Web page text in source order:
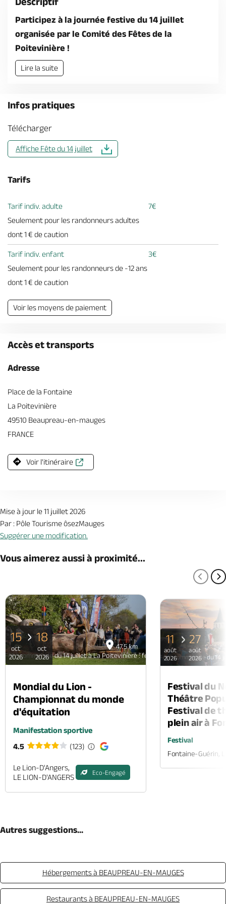
Billetterie en ligne
Brochures & Cartes
Participez à la journée festive du 14 juillet
organisée par le Comité des Fêtes de la
Poitevinière !
Lire la suite
Infos pratiques
Télécharger
Affiche Fête du 14 juillet
Tarifs
Tarif indiv. adulte
7€
Seulement pour les randonneurs adultes
dont 1 € de caution
Tarif indiv. enfant
3€
Seulement pour les randonneurs de -12 ans
dont 1 € de caution
Voir les moyens de paiement
Accès et transports
Adresse
Place de la Fontaine
La Poitevinière
49510 Beaupreau-en-mauges
FRANCE
Voir l'itinéraire
Mise à jour le 11 juillet 2026
Par : Pôle Tourisme ôsezMauges
Suggérer une modification.
Vous aimerez aussi à proximité...
47.5 km
Fête communale du 14 juillet à La Poitevinière : feu d'artifice remplacé par
15
oct
2026
18
oct
2026
Mondial du Lion -
Championnat du monde
d'équitation
Manifestation sportive
4.5
(123)
Le Lion-D'Angers,
LE LION-D'ANGERS
Eco-Engagé
Fête communale du 14
11
août
2026
27
août
2026
Festival du
Théâtre
Festival de
plein air à
Festival
Fontaine-Guérin,
Autres suggestions...
Hébergements à BEAUPREAU-EN-MAUGES
Restaurants à BEAUPREAU-EN-MAUGES